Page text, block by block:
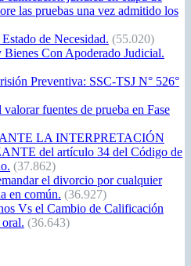
las pruebas una vez admitido los
de Necesidad. (55.020)
Bienes Con Apoderado Judicial.
Preventiva: SSC-TSJ N° 526°
fuentes de prueba en Fase
LA INTERPRETACIÓN
del artículo 34 del Código de
(37.862)
el divorcio por cualquier
en común. (36.927)
Vs el Cambio de Calificación
(36.643)